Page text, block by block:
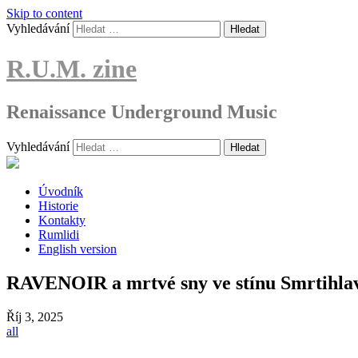
Skip to content
Vyhledávání
R.U.M. zine
Renaissance Underground Music
Vyhledávání
Úvodník
Historie
Kontakty
Rumlidi
English version
RAVENOIR a mrtvé sny ve stínu
Říj 3, 2025
all